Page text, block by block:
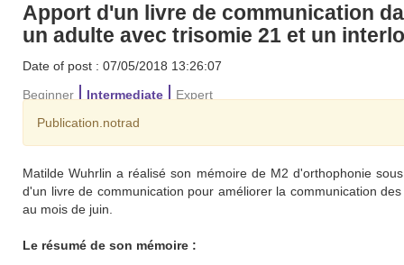
Apport d'un livre de communication
un adulte avec trisomie 21 et un
Date of post : 07/05/2018 13:26:07
Beginner
Intermediate
Expert
Publication.notrad
Matilde Wuhrlin a réalisé son mémoire de M2 d'orthophonie
d'un livre de communication pour améliorer la communication
au mois de juin.
Le résumé de son mémoire :